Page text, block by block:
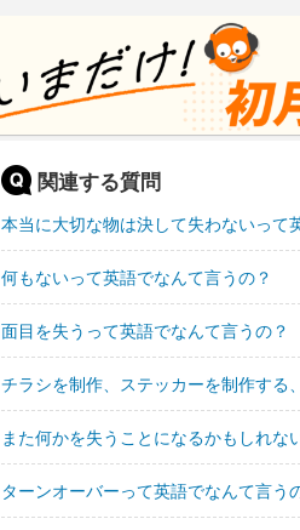
関連する質問
本当に大切な物は決して失わないって
何もないって英語でなんて言うの？
面目を失うって英語でなんて言うの？
チラシを制作、ステッカーを制作する
また何かを失うことになるかもしれな
ターンオーバーって英語でなんて言う